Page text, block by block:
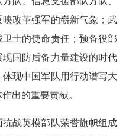
改革强军的崭新气象；武
士的使命责任；预备役部
国防后备力量建设的时代
现中国军队用行动谱写大
出的重要贡献。
战英模部队荣誉旗帜组成